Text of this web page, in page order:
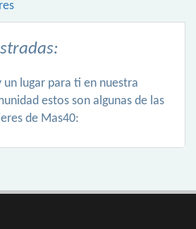
un lugar para ti en nuestra
estos son algunas de las
de Mas40: